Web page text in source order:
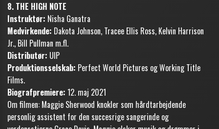
8. THE HIGH NOTE
Instruktør: Nisha Ganatra
Medvirkende: Dakota Johnson, Tracee Ellis Ross, Kelvin Harrison
Jr., Bill Pullman m.fl.
Distributør: UIP
Produktionsselskab: Perfect World Pictures og Working Title
Films.
Biografpremiere: 12. maj 2021
Om filmen: Maggie Sherwood knokler som hårdtarbejdende
personlig assistent for den succesrige sangerinde og